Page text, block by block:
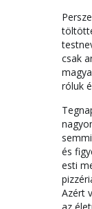
csak
róluk
és
esti
Azért